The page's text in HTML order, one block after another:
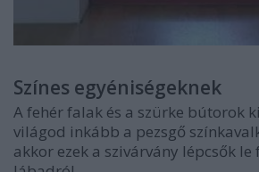
Színes egyéniségeknek
A fehér falak és a szürke bútorok
világod inkább a pezsgő
akkor ezek a szivárvány lépcsők le